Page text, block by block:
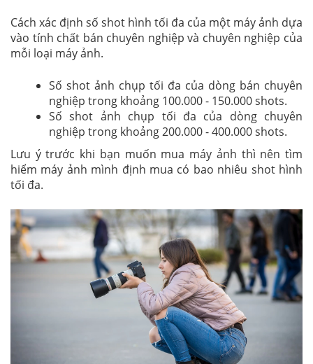
Cách xác định số shot hình tối đa của một máy ảnh dựa
vào tính chất bán chuyên nghiệp và chuyên nghiệp của
mỗi loại máy ảnh.
Số shot ảnh chụp tối đa của dòng bán chuyên
nghiệp trong khoảng 100.000 - 150.000 shots.
Số shot ảnh chụp tối đa của dòng chuyên
nghiệp trong khoảng 200.000 - 400.000 shots.
Lưu ý trước khi bạn muốn mua máy ảnh thì nên tìm
hiểm máy ảnh mình định mua có bao nhiêu shot hình
tối đa.